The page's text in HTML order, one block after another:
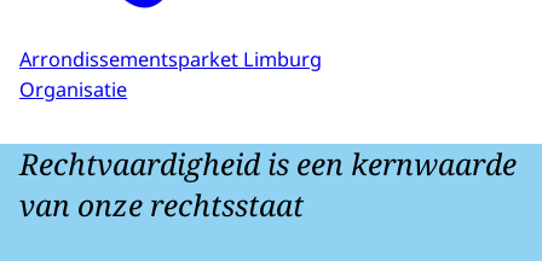
Arrondissementsparket Limburg
Organisatie
Rechtvaardigheid is een kernwaarde
van onze rechtsstaat